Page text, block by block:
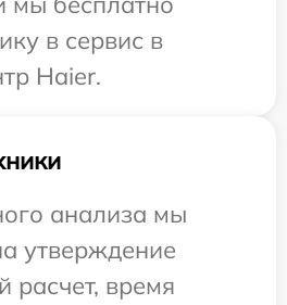
в сервис в
Haier.
анализа мы
утверждение
расчет, время